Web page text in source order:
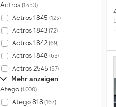
Actros(1.453)
Actros 1845 (125)
Actros 1843(72)
Actros 1842(69)
Actros 1848 (63)
Actros 2545 (57)
Mehr anzeigen
Atego(1.000)
Atego 818 (167)